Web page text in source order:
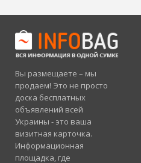
Вы размещаете – мы
продаем! Это не просто
доска бесплатных
объявлений всей
Украины - это ваша
визитная карточка.
Информационная
площадка, где